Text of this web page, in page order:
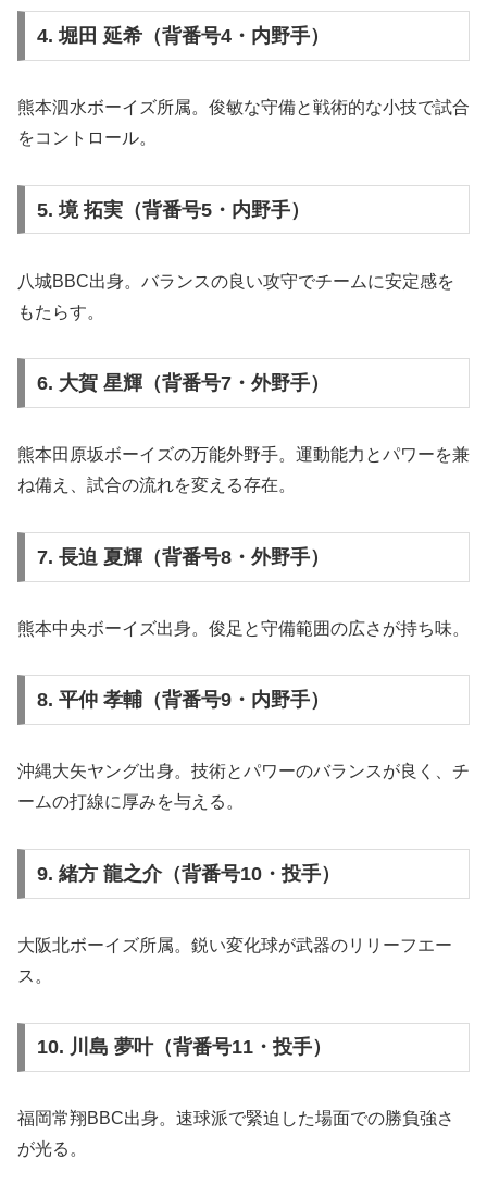
4. 堀田 延希（背番号4・内野手）
熊本泗水ボーイズ所属。俊敏な守備と戦術的な小技で試合
をコントロール。
5. 境 拓実（背番号5・内野手）
八城BBC出身。バランスの良い攻守でチームに安定感を
もたらす。
6. 大賀 星輝（背番号7・外野手）
熊本田原坂ボーイズの万能外野手。運動能力とパワーを兼
ね備え、試合の流れを変える存在。
7. 長迫 夏輝（背番号8・外野手）
熊本中央ボーイズ出身。俊足と守備範囲の広さが持ち味。
8. 平仲 孝輔（背番号9・内野手）
沖縄大矢ヤング出身。技術とパワーのバランスが良く、チ
ームの打線に厚みを与える。
9. 緒方 龍之介（背番号10・投手）
大阪北ボーイズ所属。鋭い変化球が武器のリリーフエー
ス。
10. 川島 夢叶（背番号11・投手）
福岡常翔BBC出身。速球派で緊迫した場面での勝負強さ
が光る。